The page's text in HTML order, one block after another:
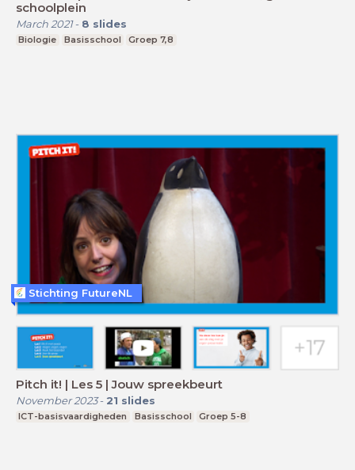
schoolplein
March 2021- 8 slides
Biologie Basisschool Groep 7,8
Pitch it! | Les 5 | Jouw spreekbeurt
November 2023- 21 slides
ICT-basisvaardigheden Basisschool Groep 5-8
Stichting FutureNL